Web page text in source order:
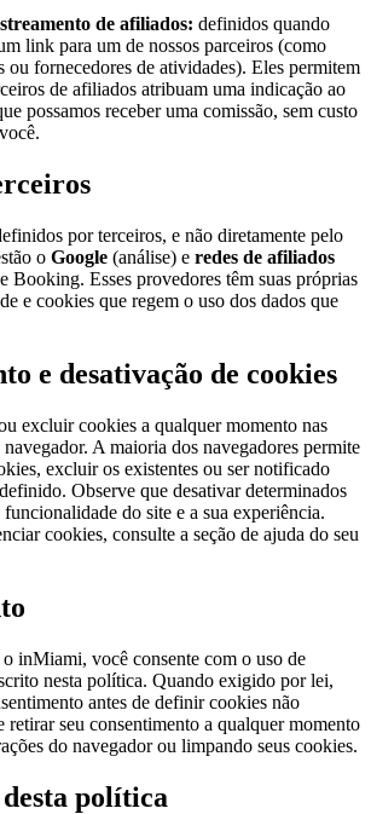
de afiliados: definidos quando
link para um de nossos parceiros (como
ou fornecedores de atividades). Eles permitem
de afiliados atribuam uma indicação ao
possamos receber uma comissão, sem custo
por terceiros, e não diretamente pelo
o Google (análise) e redes de afiliados
Booking. Esses provedores têm suas próprias
e cookies que regem o uso dos dados que
e desativação de cookies
excluir cookies a qualquer momento nas
A maioria dos navegadores permite
excluir os existentes ou ser notificado
Observe que desativar determinados
do site e a sua experiência.
cookies, consulte a seção de ajuda do seu
inMiami, você consente com o uso de
nesta política. Quando exigido por lei,
antes de definir cookies não
retirar seu consentimento a qualquer momento
do navegador ou limpando seus cookies.
política